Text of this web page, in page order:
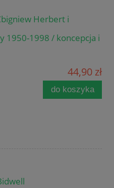
Herbert i
1950-1998 / koncepcja i
44,90 zł
do koszyka